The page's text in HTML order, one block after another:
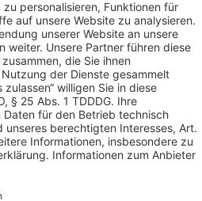
Verlag:Kommunal- und Schul-Verlag,
Wiesbaden
Auflage:3. Auflage 2026
Erscheinungsdatum:28.12.2026
ca.69,00 €
Pro Stück
inkl. MwSt.
Zur Merkliste hinzufügen